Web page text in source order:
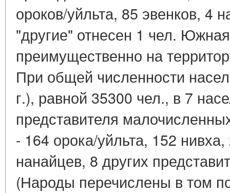
ороков/уйльта, 85 эвенков, 4
"другие" отнесен 1 чел.
преимущественно на
При общей численности
г.), равной 35300 чел., в 7
представителя
- 164 орока/уйльта, 152
нанайцев, 8 других
(Народы перечислены в том